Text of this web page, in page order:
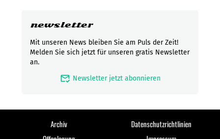
newsletter
Mit unseren News bleiben Sie am Puls der Zeit!
Melden Sie sich jetzt für unseren gratis Newsletter
an.
mark_email_read Newsletter jetzt abonnieren
Archiv
Datenschutzrichtlinien